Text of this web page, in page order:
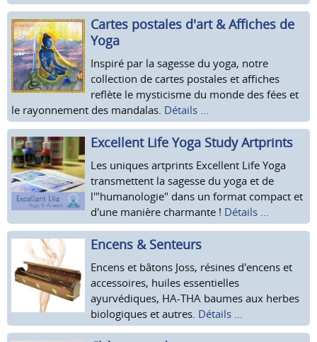
Cartes postales d'art & Affiches de
Yoga
Inspiré par la sagesse du yoga, notre
collection de cartes postales et affiches
reflète le mysticisme du monde des fées et
le rayonnement des mandalas. Détails ...
Excellent Life Yoga Study Artprints
Les uniques artprints Excellent Life Yoga
transmettent la sagesse du yoga et de
l'"humanologie" dans un format compact et
d'une manière charmante ! Détails ...
Encens & Senteurs
Encens et bâtons Joss, résines d'encens et
accessoires, huiles essentielles
ayurvédiques, HA-THA baumes aux herbes
biologiques et autres. Détails ...